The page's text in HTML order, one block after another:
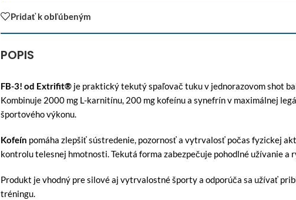
Pridať k obľúbeným
POPIS
FB-3! od Extrifit® je praktický tekutý spaľovač tuku v jednorazovom shot
Kombinuje 2000 mg L-karnitínu, 200 mg kofeínu a synefrín v maximálnej
športového výkonu.
Kofeín pomáha zlepšiť sústredenie, pozornosť a vytrvalosť počas fyzickej
kontrolu telesnej hmotnosti. Tekutá forma zabezpečuje pohodlné užívanie
Produkt je vhodný pre silové aj vytrvalostné športy a odporúča sa užívať
tréningu.